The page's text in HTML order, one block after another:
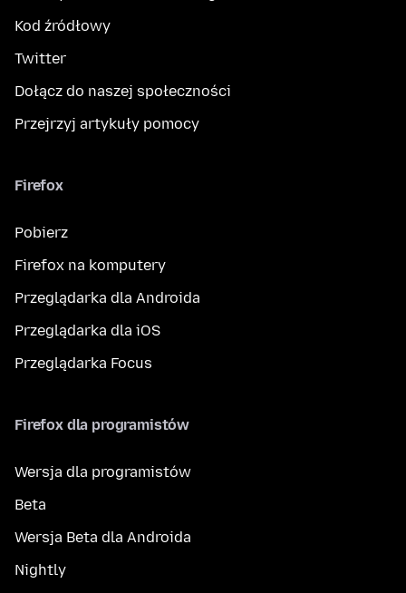
Kod źródłowy
Twitter
Dołącz do naszej społeczności
Przejrzyj artykuły pomocy
Firefox
Pobierz
Firefox na komputery
Przeglądarka dla Androida
Przeglądarka dla iOS
Przeglądarka Focus
Firefox dla programistów
Wersja dla programistów
Beta
Wersja Beta dla Androida
Nightly